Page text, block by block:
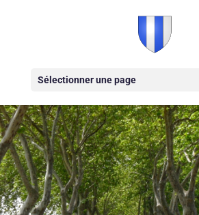
Sélectionner une page